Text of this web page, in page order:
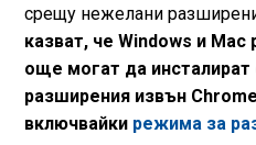
срещу нежелани
казват, че Windows и Mac
още могат да инсталират
разширения извън
включвайки режима за